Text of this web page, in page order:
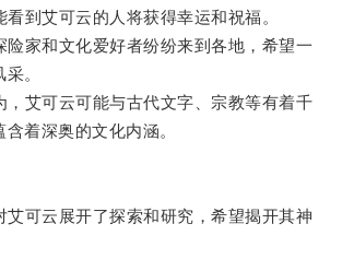
艾可云的人将获得幸运和祝福。
家和文化爱好者纷纷来到各地，希望一
。
艾可云可能与古代文字、宗教等有着千
着深奥的文化内涵。
可云展开了探索和研究，希望揭开其神